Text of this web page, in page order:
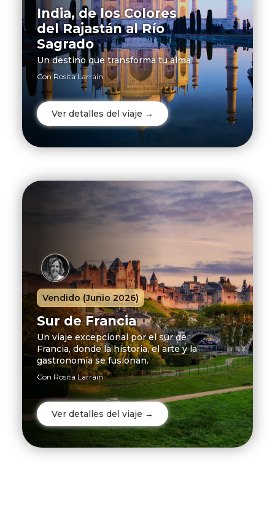
Caribe
Cruceros
Momentos
Asistencia
viajes
Viajes Empresas
Centro
de
Ingresar
India, de los Colores
del Rajastán al Río
Sagrado
Un destino que transforma tu alma
Con Rosita Larraín
Ver detalles del viaje →
Vendido (Junio 2026)
Sur de Francia
Un viaje excepcional por el sur de
Francia, donde la historia, el arte y la
gastronomía se fusionan.
Con Rosita Larraín
Ver detalles del viaje →